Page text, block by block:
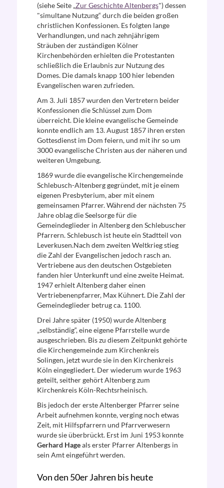
(siehe Seite „Zur Geschichte Altenbergs") dessen
"simultane Nutzung“ durch die beiden großen
christlichen Konfessionen. Es folgten lange
Verhandlungen, und nach zehnjährigem
Sträuben der zuständigen Kölner
Kirchenbehörden erhielten die Protestanten
schließlich die Erlaubnis zur Nutzung des
Domes. Die damals knapp 100 hier lebenden
Evangelischen waren zufrieden.
Am 3. Juli 1857 wurden den Vertretern beider
Konfessionen die Schlüssel zum Dom
überreicht. Die kleine evangelische Gemeinde
konnte endlich am 13. August 1857 ihren ersten
Gottesdienst im Dom feiern, und mit ihr so um
3000 evangelische Christen aus der näheren und
weiteren Umgebung.
1869 wurde die evangelische Kirchengemeinde
Schlebusch-Altenberg gegründet, mit je einem
eigenen Presbyterium, aber mit einem
gemeinsamen Pfarrer. Während der nächsten 75
Jahre oblag die Seelsorge für die
Gemeindeglieder in Altenberg den Schlebuscher
Pfarrern. Schlebusch ist heute ein Stadtteil von
Leverkusen.Nach dem zweiten Weltkrieg stieg
die Zahl der Evangelischen jedoch rasch an.
Vertriebene aus den deutschen Ostgebieten
fanden hier Unterkunft und eine zweite Heimat.
1947 erhielt Altenberg daher einen
Vertriebenenpfarrer, Max Kühnert. Die Zahl der
Gemeindeglieder betrug ca. 1100.
Drei Jahre später (1950) wurde Altenberg
„selbständig“, eine eigene Pfarrstelle wurde
ausgeschrieben. Bis zu diesem Zeitpunkt gehörte
die Kirchengemeinde zum Kirchenkreis
Solingen, jetzt wurde sie in den Kirchenkreis
Köln eingegliedert. Der wiederum wurde 1963
geteilt, seither gehört Altenberg zum
Kirchenkreis Köln-Rechtsrheinisch.
Bis jedoch der erste Altenberger Pfarrer seine
Arbeit aufnehmen konnte, verging noch etwas
Zeit, mit Hilfspfarrern und Pfarrverwesern
wurde sie überbrückt. Erst im Juni 1953 konnte
Gerhard Hageals erster Pfarrer Altenbergs in
sein Amt eingeführt werden.
Von den 50er Jahren bis heute